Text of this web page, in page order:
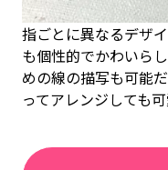
指ごとに異なるデザ
も個性的でかわいら
めの線の描写も可能
ってアレンジしても